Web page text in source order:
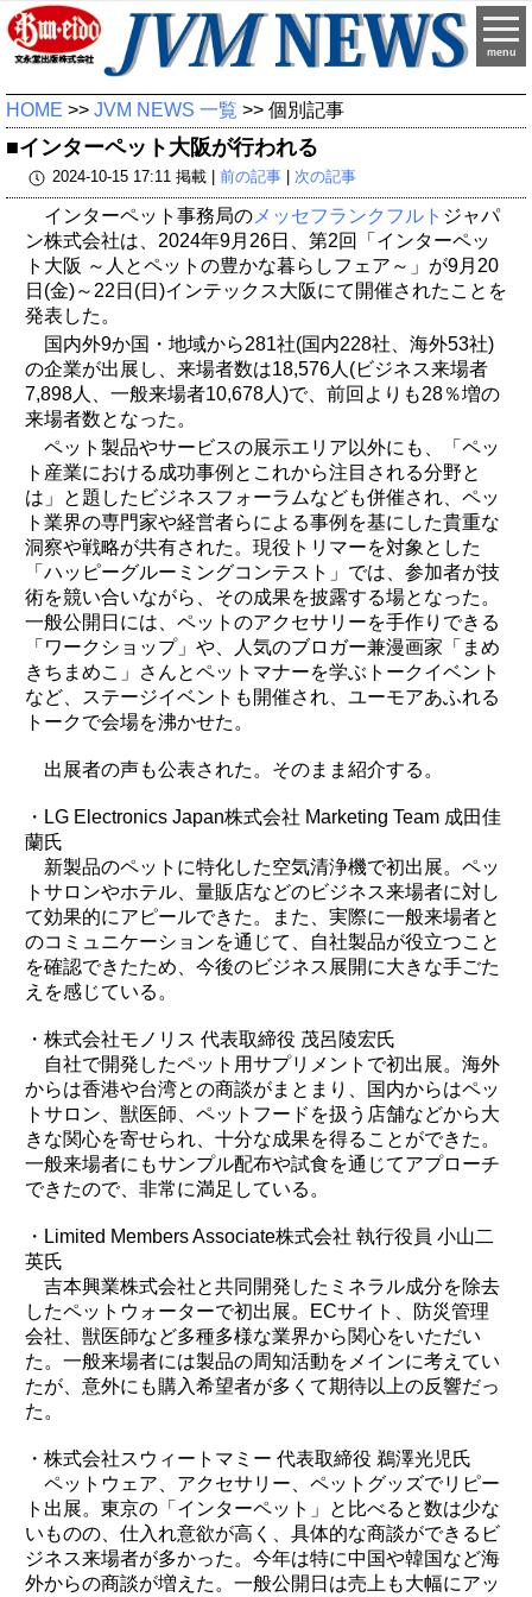
menu
HOME >> JVM NEWS 一覧 >> 個別記事
■インターペット大阪が行われる
2024-10-15 17:11 掲載 | 前の記事| 次の記事
インターペット事務局の メッセフランクフルト ジャパ
ン株式会社は、2024年9月26日、第2回「インターペッ
ト大阪 ～人とペットの豊かな暮らしフェア～」が9月20
日(金)～22日(日)インテックス大阪にて開催されたことを
発表した。
国内外9か国・地域から281社(国内228社、海外53社)
の企業が出展し、来場者数は18,576人(ビジネス来場者
7,898人、一般来場者10,678人)で、前回よりも28％増の
来場者数となった。
ペット製品やサービスの展示エリア以外にも、「ペッ
ト産業における成功事例とこれから注目される分野と
は」と題したビジネスフォーラムなども併催され、ペッ
ト業界の専門家や経営者らによる事例を基にした貴重な
洞察や戦略が共有された。現役トリマーを対象とした
「ハッピーグルーミングコンテスト」では、参加者が技
術を競い合いながら、その成果を披露する場となった。
一般公開日には、ペットのアクセサリーを手作りできる
「ワークショップ」や、人気のブロガー兼漫画家「まめ
きちまめこ」さんとペットマナーを学ぶトークイベント
など、ステージイベントも開催され、ユーモアあふれる
トークで会場を沸かせた。
出展者の声も公表された。そのまま紹介する。
・LG Electronics Japan株式会社 Marketing Team 成田佳
蘭氏
新製品のペットに特化した空気清浄機で初出展。ペッ
トサロンやホテル、量販店などのビジネス来場者に対し
て効果的にアピールできた。また、実際に一般来場者と
のコミュニケーションを通じて、自社製品が役立つこと
を確認できたため、今後のビジネス展開に大きな手ごた
えを感じている。
・株式会社モノリス 代表取締役 茂呂陵宏氏
自社で開発したペット用サプリメントで初出展。海外
からは香港や台湾との商談がまとまり、国内からはペッ
トサロン、獣医師、ペットフードを扱う店舗などから大
きな関心を寄せられ、十分な成果を得ることができた。
一般来場者にもサンプル配布や試食を通じてアプローチ
できたので、非常に満足している。
・Limited Members Associate株式会社 執行役員 小山二
英氏
吉本興業株式会社と共同開発したミネラル成分を除去
したペットウォーターで初出展。ECサイト、防災管理
会社、獣医師など多種多様な業界から関心をいただい
た。一般来場者には製品の周知活動をメインに考えてい
たが、意外にも購入希望者が多くて期待以上の反響だっ
た。
・株式会社スウィートマミー 代表取締役 鵜澤光児氏
ペットウェア、アクセサリー、ペットグッズでリピー
ト出展。東京の「インターペット」と比べると数は少な
いものの、仕入れ意欲が高く、具体的な商談ができるビ
ジネス来場者が多かった。今年は特に中国や韓国など海
外からの商談が増えた。一般公開日は売上も大幅にアッ